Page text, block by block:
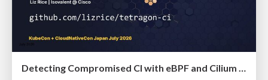
Detecting Compromised CI with eBPF and Cilium Tetragon